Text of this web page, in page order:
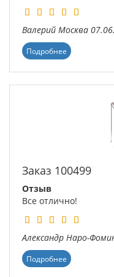
Валерий Москва
Подробнее
Заказ 100499
Отзыв
Все отлично!
Александр Наро-
Подробнее